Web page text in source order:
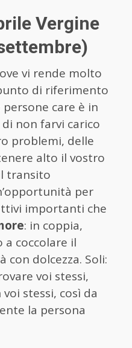
Vergine
vi rende molto
di riferimento
care è in
non farvi carico
problemi, delle
alto il vostro
transito
per
importanti che
: in coppia,
coccolare il
con dolcezza. Soli:
voi stessi,
stessi, così da
la persona